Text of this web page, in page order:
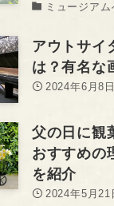
ミュージアム
アウトサイ
は？有名な
2024年6月8日
父の日に観
おすすめの
を紹介
2024年5月21